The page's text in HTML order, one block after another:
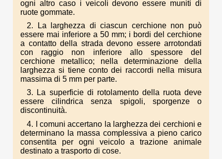
ogni altro caso i veicoli devono essere muniti di
ruote gommate.
2. La larghezza di ciascun cerchione non può
essere mai inferiore a 50 mm; i bordi del cerchione
a contatto della strada devono essere arrotondati
con raggio non inferiore allo spessore del
cerchione metallico; nella determinazione della
larghezza si tiene conto dei raccordi nella misura
massima di 5 mm per parte.
3. La superficie di rotolamento della ruota deve
essere cilindrica senza spigoli, sporgenze o
discontinuità.
4. I comuni accertano la larghezza dei cerchioni e
determinano la massa complessiva a pieno carico
consentita per ogni veicolo a trazione animale
destinato a trasporto di cose.